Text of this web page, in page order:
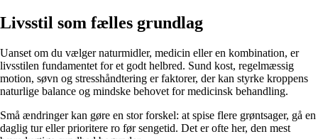
Livsstil som fælles grundlag
Uanset om du vælger naturmidler, medicin eller en kombination, er
livsstilen fundamentet for et godt helbred. Sund kost, regelmæssig
motion, søvn og stresshåndtering er faktorer, der kan styrke kroppens
naturlige balance og mindske behovet for medicinsk behandling.
Små ændringer kan gøre en stor forskel: at spise flere grøntsager, gå en
daglig tur eller prioritere ro før sengetid. Det er ofte her, den mest